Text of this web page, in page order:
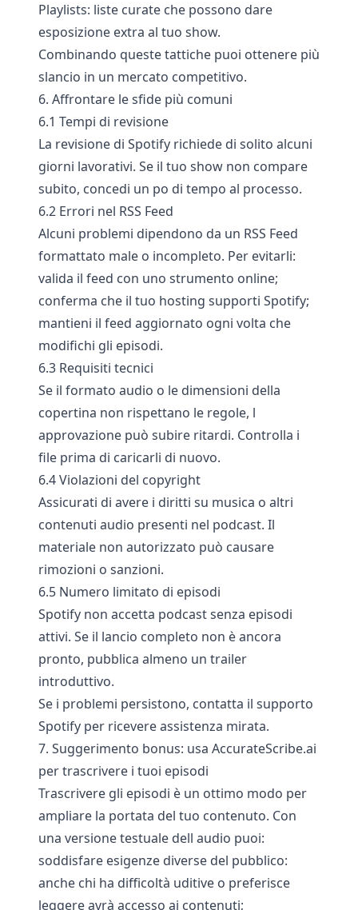
Playlists: liste curate che possono dare
esposizione extra al tuo show.
Combinando queste tattiche puoi ottenere più
slancio in un mercato competitivo.
6. Affrontare le sfide più comuni
6.1 Tempi di revisione
La revisione di Spotify richiede di solito alcuni
giorni lavorativi. Se il tuo show non compare
subito, concedi un po di tempo al processo.
6.2 Errori nel RSS Feed
Alcuni problemi dipendono da un RSS Feed
formattato male o incompleto. Per evitarli:
valida il feed con uno strumento online;
conferma che il tuo hosting supporti Spotify;
mantieni il feed aggiornato ogni volta che
modifichi gli episodi.
6.3 Requisiti tecnici
Se il formato audio o le dimensioni della
copertina non rispettano le regole, l
approvazione può subire ritardi. Controlla i
file prima di caricarli di nuovo.
6.4 Violazioni del copyright
Assicurati di avere i diritti su musica o altri
contenuti audio presenti nel podcast. Il
materiale non autorizzato può causare
rimozioni o sanzioni.
6.5 Numero limitato di episodi
Spotify non accetta podcast senza episodi
attivi. Se il lancio completo non è ancora
pronto, pubblica almeno un trailer
introduttivo.
Se i problemi persistono, contatta il supporto
Spotify per ricevere assistenza mirata.
7. Suggerimento bonus: usa AccurateScribe.ai
per trascrivere i tuoi episodi
Trascrivere gli episodi è un ottimo modo per
ampliare la portata del tuo contenuto. Con
una versione testuale dell audio puoi:
soddisfare esigenze diverse del pubblico:
anche chi ha difficoltà uditive o preferisce
leggere avrà accesso ai contenuti;